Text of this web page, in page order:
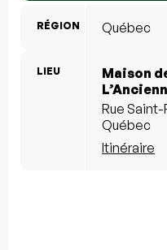
RÉGION Québec
LIEU
Maison
Rue
Québec
Itinéraire